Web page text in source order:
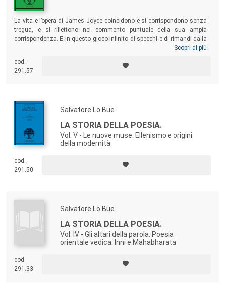
La vita e l’opera di James Joyce coincidono e si corrispondono senza
tregua, e si riflettono nel commento puntuale della sua ampia
corrispondenza. E in questo gioco infinito di specchi e di rimandi dalla
realtà al mito, alla storia, alla figurazione letteraria, dove la parola è
sfida ai limiti del realismo e dell’inesprimibile, si delinea, nel tempo e
nello spazio, un ritratto, sempre più inclusivo, dell’uomo e dell’artista,
Molly, Finnegan…
Scopri di più
cod.
291.57
Salvatore Lo Bue
LA STORIA DELLA POESIA.
Vol. V - Le nuove muse. Ellenismo e origini
della modernità
cod.
291.50
Salvatore Lo Bue
LA STORIA DELLA POESIA.
Vol. IV - Gli altari della parola. Poesia
orientale vedica. Inni e Mahabharata
cod.
291.33